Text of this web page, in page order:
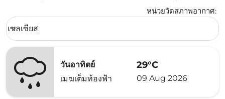
หน่วยวัดสภาพอากาศ:
Weather unit option เซลเซียส Selected
เซลเซียส
keyboard_arrow_down
วันอาทิตย์
เมฆเต็มท้องฟ้า
29°C
09 Aug 2026